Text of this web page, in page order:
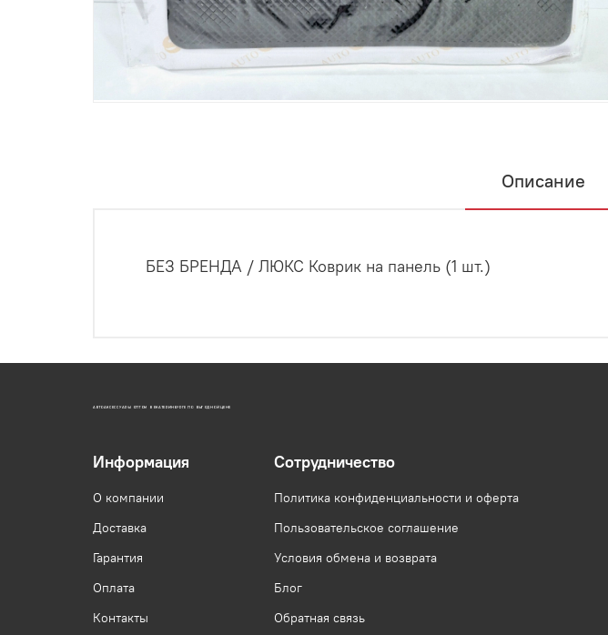
Описание
БЕЗ БРЕНДА / ЛЮКС Коврик на панель (1 шт.)
АВТОАКСЕССУАРЫ ОПТОМ В ЕКАТЕРИНБУРГЕ ПО ВЫГОДНОЙ ЦЕНЕ
Информация
О компании
Доставка
Гарантия
Оплата
Контакты
Сотрудничество
Политика конфиденциальности и оферта
Пользовательское соглашение
Условия обмена и возврата
Блог
Обратная связь